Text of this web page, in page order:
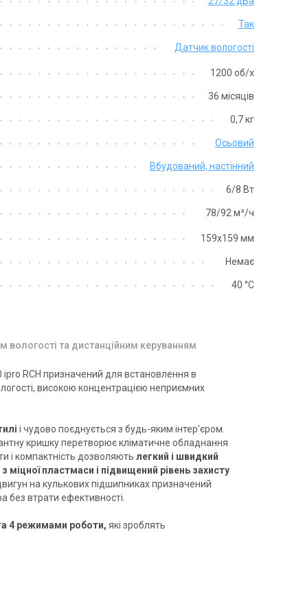
17 540 грн
Акція
Вентилятор для ванної Maico
ECA 100 ipro RC
31 216 грн
для ванної Maico
ipro H
37 167 грн
Акція
Вентилятор для ванної Maico
ECA 150 ipro K
Ціна
28 860 грн35 444 грн
Так
Датчик вологості
1200 об/х
36 місяців
0,7 кг
Осьовий
Вбудований, настінний
6/8 Вт
78/92 м³/ч
159х159 мм
Немає
40 °C
вологості та дистанційним керуванням
RCH призначений для встановлення в
високою концентрацією неприємних
і чудово поєднується з будь-яким інтер'єром.
кришку перетворює кліматичне обладнання
і компактність дозволяють легкий і швидкий
з міцної пластмаси і підвищений рівень захисту
на кулькових підшипниках призначений
без втрати ефективності.
4 режимами роботи, які зроблять